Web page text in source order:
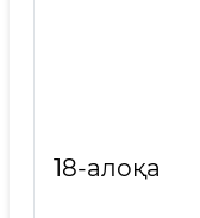
18-алоқа